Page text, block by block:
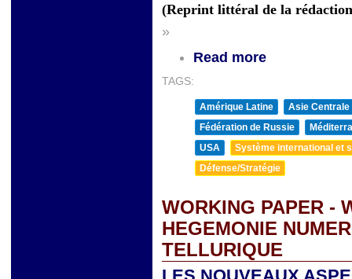
(Reprint littéral de la
»
Read more
TAGS:
Amérique Latine
Asie Centrale
Fédération de Russie
USA
Système international et
Défense/Stratégie
WORKING PAPER -
HEGEMONIE
TELLURIQUE